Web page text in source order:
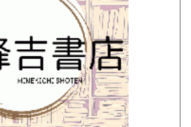
大分県
円 鹿児島県
185円